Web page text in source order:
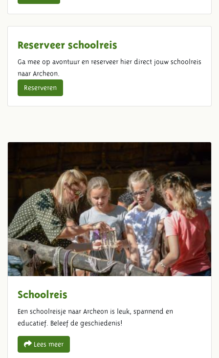
Reserveer schoolreis
Ga mee op avontuur en reserveer hier direct jouw schoolreis
naar Archeon.
Reserveren
Schoolreis
Een schoolreisje naar Archeon is leuk, spannend en
educatief. Beleef de geschiedenis!
Lees meer